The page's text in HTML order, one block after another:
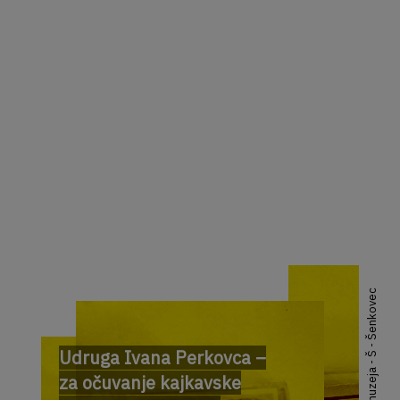
Udruga Ivana Perkovca –
za očuvanje kajkavske
Popis muzeja - Š - Šenkovec